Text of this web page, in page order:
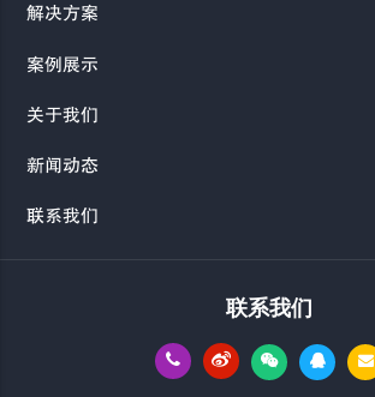
解决方案
案例展示
关于我们
新闻动态
联系我们
联系我们